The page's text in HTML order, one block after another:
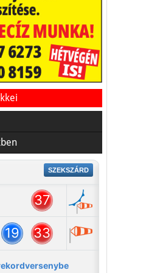
őrület
extrém
teremt, nagyon
kalandot, kihívást